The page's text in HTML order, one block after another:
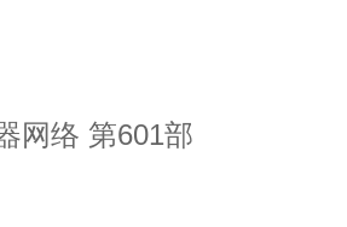
网络 第601部